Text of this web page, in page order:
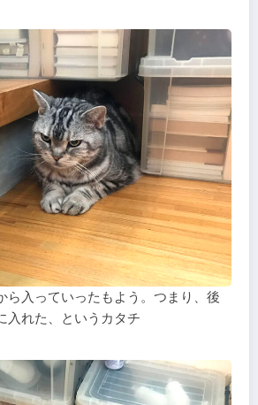
ら入っていったもよう。つまり、後
入れた、というカタチ